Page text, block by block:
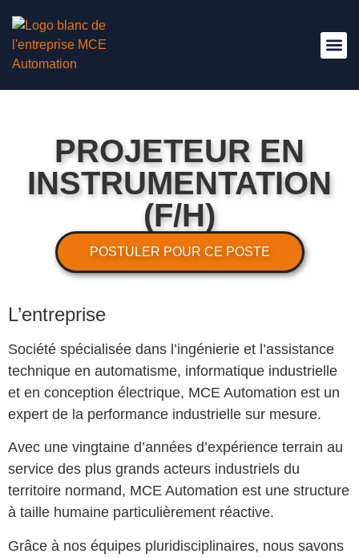
PROJETEUR EN
INSTRUMENTATION
(F/H)
POSTULER POUR CE POSTE
L’entreprise
Société spécialisée dans l’ingénierie et l’assistance
technique en automatisme, informatique industrielle
et en conception électrique, MCE Automation est un
expert de la performance industrielle sur mesure.
Avec une vingtaine d’années d’expérience terrain au
service des plus grands acteurs industriels du
territoire normand, MCE Automation est une structure
à taille humaine particulièrement réactive.
Grâce à nos équipes pluridisciplinaires, nous savons